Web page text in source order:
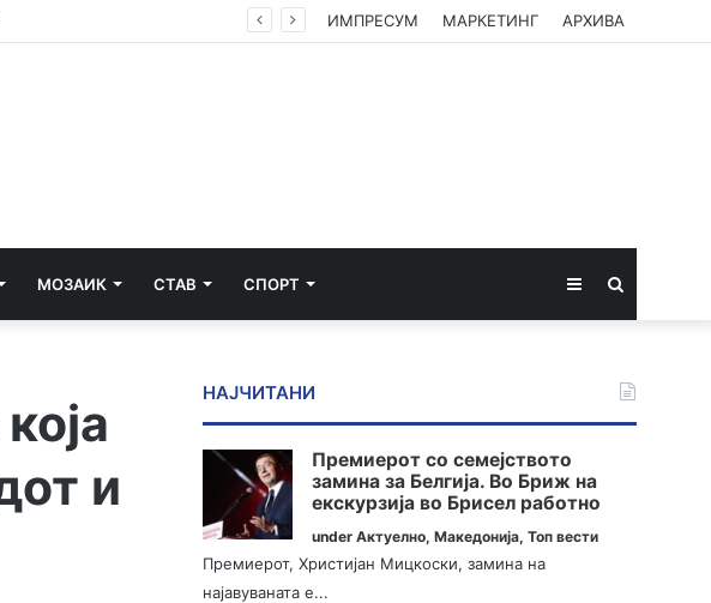
приведени четири лица ИМПРЕСУМ МАРКЕТИНГ АРХИВА
МОЗАИК СТАВ СПОРТ Sidebar
и
НАЈЧИТАНИ
Премиерот со семејството
замина за Белгија. Во Бриж на
екскурзија во Брисел работно
underАктуелно,Македонија,Топ вести
Премиерот, Христијан Мицкоски, замина на
најавуваната е...